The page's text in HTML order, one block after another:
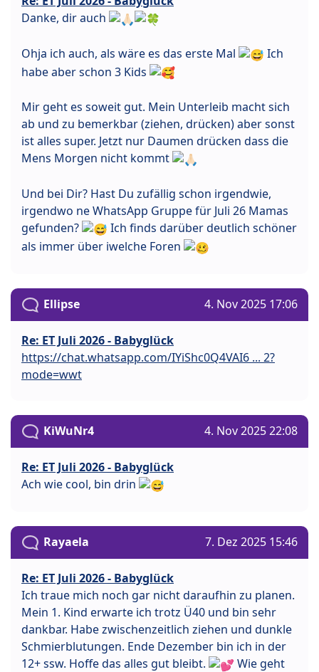
Danke, dir auch
Ohja ich auch, als wäre es das erste Mal
Ich
habe aber schon 3 Kids
Mir geht es soweit gut. Mein Unterleib macht sich
ab und zu bemerkbar (ziehen, drücken) aber sonst
ist alles super. Jetzt nur Daumen drücken dass die
Mens Morgen nicht kommt
Und bei Dir? Hast Du zufällig schon irgendwie,
irgendwo ne WhatsApp Gruppe für Juli 26 Mamas
gefunden?
Ich finds darüber deutlich schöner
als immer über iwelche Foren
Ellipse 4. Nov 2025 17:06
Re: ET Juli 2026 - Babyglück
https://chat.whatsapp.com/IYiShc0Q4VAI6 ... 2?
mode=wwt
KiWuNr4 4. Nov 2025 22:08
Re: ET Juli 2026 - Babyglück
Ach wie cool, bin drin
Rayaela 7. Dez 2025 15:46
Re: ET Juli 2026 - Babyglück
Ich traue mich noch gar nicht daraufhin zu planen.
Mein 1. Kind erwarte ich trotz Ü40 und bin sehr
dankbar. Habe zwischenzeitlich ziehen und dunkle
Schmierblutungen. Ende Dezember bin ich in der
12+ ssw. Hoffe das alles gut bleibt.
Wie geht